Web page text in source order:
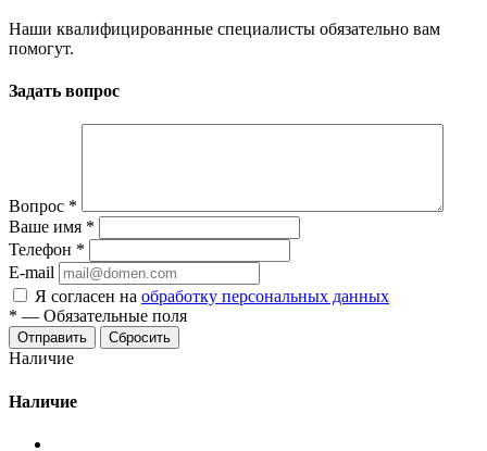
Наши квалифицированные специалисты обязательно вам
помогут.
Задать вопрос
Вопрос *
Ваше имя *
Телефон *
E-mail
Я согласен на обработку персональных данных
* — Обязательные поля
Сбросить
Наличие
Наличие